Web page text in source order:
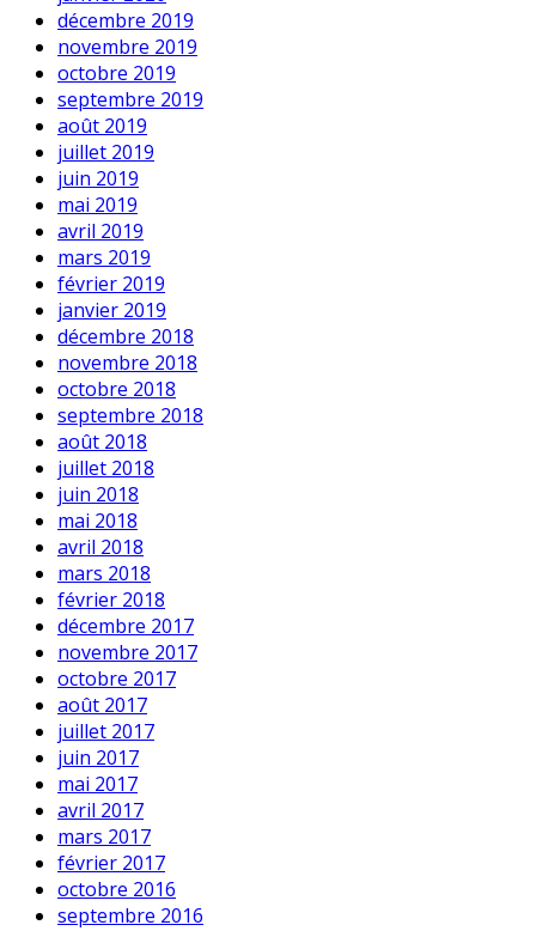
décembre 2019
novembre 2019
octobre 2019
septembre 2019
août 2019
juillet 2019
juin 2019
mai 2019
avril 2019
mars 2019
février 2019
janvier 2019
décembre 2018
novembre 2018
octobre 2018
septembre 2018
août 2018
juillet 2018
juin 2018
mai 2018
avril 2018
mars 2018
février 2018
décembre 2017
novembre 2017
octobre 2017
août 2017
juillet 2017
juin 2017
mai 2017
avril 2017
mars 2017
février 2017
octobre 2016
septembre 2016